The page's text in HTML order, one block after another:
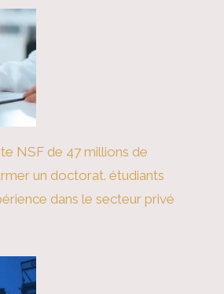
NSF de 47 millions de
un doctorat. étudiants
dans le secteur privé